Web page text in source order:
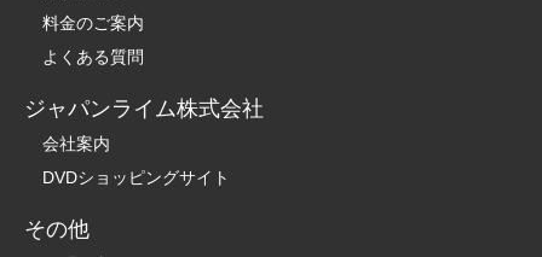
料金のご案内
よくある質問
ジャパンライム株式会社
会社案内
DVDショッピングサイト
その他